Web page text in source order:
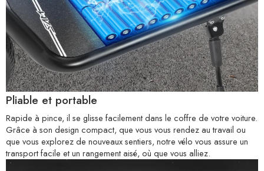
Pliable et portable
Rapide à pince, il se glisse facilement dans le coffre de votre voiture.
Grâce à son design compact, que vous vous rendez au travail ou
que vous explorez de nouveaux sentiers, notre vélo vous assure un
transport facile et un rangement aisé, où que vous alliez.